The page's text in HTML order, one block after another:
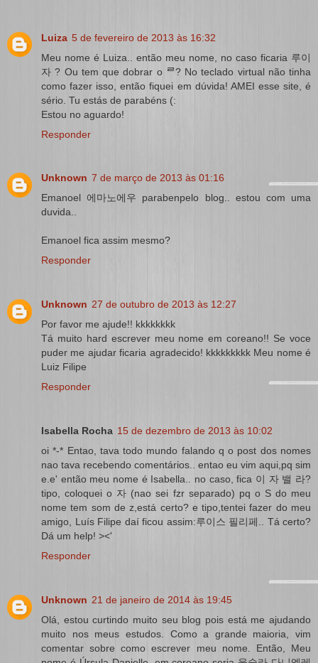
Luiza 5 de fevereiro de 2013 às 16:32
Meu nome é Luiza.. então meu nome, no caso ficaria 루이
자 ? Ou tem que dobrar o ᄅ? No teclado virtual não tinha
como fazer isso, então fiquei em dúvida! AMEI esse site, é
sério. Tu estás de parabéns (:
Estou no aguardo!
Responder
Unknown 7 de março de 2013 às 01:16
Emanoel 에마노에우 parabenpelo blog.. estou com uma
duvida..
Emanoel fica assim mesmo?
Responder
Unknown 27 de outubro de 2013 às 12:27
Por favor me ajude!! kkkkkkkk
Tá muito hard escrever meu nome em coreano!! Se voce
puder me ajudar ficaria agradecido! kkkkkkkkk Meu nome é
Luiz Filipe
Responder
Isabella Rocha 15 de dezembro de 2013 às 10:02
oi *-* Entao, tava todo mundo falando q o post dos nomes
nao tava recebendo comentários.. entao eu vim aqui,pq sim
e.e' então meu nome é Isabella.. no caso, fica 이 자 밸 라?
tipo, coloquei o 자 (nao sei fzr separado) pq o S do meu
nome tem som de z,está certo? e tipo,tentei fazer do meu
amigo, Luís Filipe daí ficou assim:루이스 필리페.. Tá certo?
Dá um help! ><'
Responder
Unknown 21 de janeiro de 2014 às 19:45
Olá, estou curtindo muito seu blog pois está me ajudando
muito nos meus estudos. Como a grande maioria, vim
comentar sobre como escrever meu nome. Então, Meu